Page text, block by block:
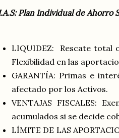
Plan Individual de Ahorro
LIQUIDEZ: Rescate total
Flexibilidad en las
GARANTÍA: Primas e
afectado por los Activos.
VENTAJAS FISCALES:
acumulados si se decide
LÍMITE DE LAS